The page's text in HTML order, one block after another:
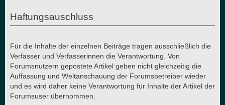
Haftungsauschluss
Für die Inhalte der einzelnen Beiträge tragen ausschließlich die
Verfasser und Verfasserinnen die Verantwortung. Von
Forumsnutzern gepostete Artikel geben nicht gleichzeitig die
Auffassung und Weltanschauung der Forumsbetreiber wieder
und es wird daher keine Verantwortung für Inhalte der Artikel der
Forumsuser übernommen.